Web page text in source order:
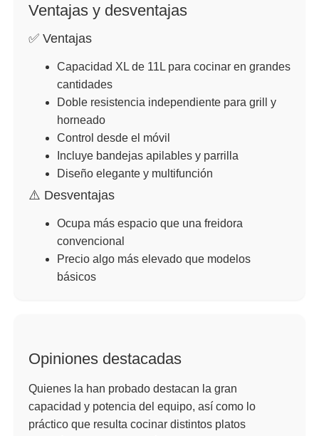
Ventajas y desventajas
✅ Ventajas
Capacidad XL de 11L para cocinar en grandes
cantidades
Doble resistencia independiente para grill y
horneado
Control desde el móvil
Incluye bandejas apilables y parrilla
Diseño elegante y multifunción
⚠️ Desventajas
Ocupa más espacio que una freidora
convencional
Precio algo más elevado que modelos
básicos
Opiniones destacadas
Quienes la han probado destacan la gran
capacidad y potencia del equipo, así como lo
práctico que resulta cocinar distintos platos